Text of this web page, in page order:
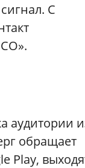
С
аудитории
обращает
Play,